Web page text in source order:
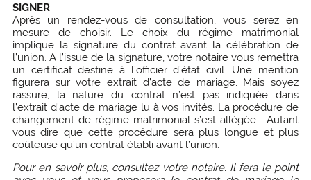
SIGNER
Après un rendez-vous de consultation, vous serez en
mesure de choisir. Le choix du régime matrimonial
implique la signature du contrat avant la célébration de
l’union. A l’issue de la signature, votre notaire vous remettra
un certificat destiné à l’officier d’état civil. Une mention
figurera sur votre extrait d’acte de mariage. Mais soyez
rassuré, la nature du contrat n’est pas indiquée dans
l’extrait d’acte de mariage lu à vos invités. La procédure de
changement de régime matrimonial s’est allégée. Autant
vous dire que cette procédure sera plus longue et plus
coûteuse qu’un contrat établi avant l’union.
Pour en savoir plus, consultez votre notaire. Il fera le point